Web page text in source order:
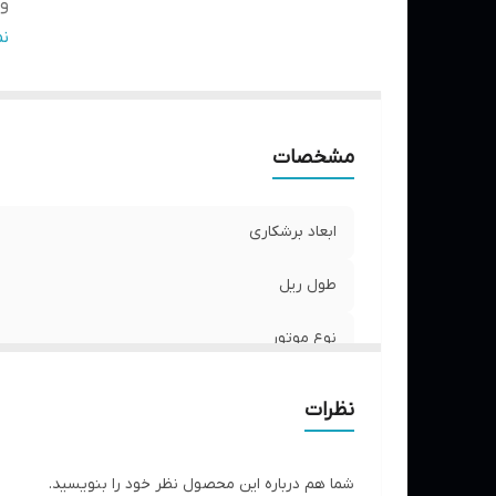
مشخصات
ابعاد برشکاری
طول ریل
نوع موتور
نظرات
شما هم درباره این محصول نظر خود را بنویسید.